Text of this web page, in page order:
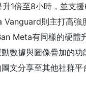
1倍至8小時，並支
則主打高強
Meta有同樣的硬體
數據與圖像疊加的功
文分享至其他社群平